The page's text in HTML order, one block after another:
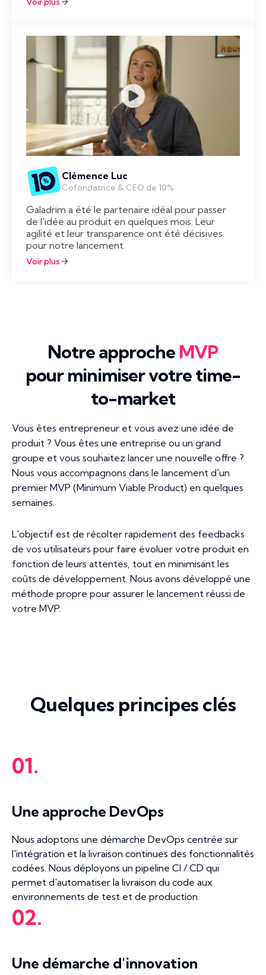
Clémence Luc
Cofondatrice & CEO de 10%
Galadrim a été le partenaire idéal pour passer
de l'idée au produit en quelques mois. Leur
agilité et leur transparence ont été décisives
pour notre lancement.
Voir plus
Notre approche MVP
pour minimiser votre time-
to-market
Vous êtes entrepreneur et vous avez une idée de
produit ? Vous êtes une entreprise ou un grand
groupe et vous souhaitez lancer une nouvelle offre ?
Nous vous accompagnons dans le lancement d'un
premier MVP (Minimum Viable Product) en quelques
semaines.
L'objectif est de récolter rapidement des feedbacks
de vos utilisateurs pour faire évoluer votre produit en
fonction de leurs attentes, tout en minimisant les
coûts de développement. Nous avons développé une
méthode propre pour assurer le lancement réussi de
votre MVP.
Quelques principes clés
01.
Une approche DevOps
Nous adoptons une démarche DevOps centrée sur
l'intégration et la livraison continues des fonctionnalités
codées. Nous déployons un pipeline CI / CD qui
permet d'automatiser la livraison du code aux
environnements de test et de production.
02.
Une démarche d'innovation